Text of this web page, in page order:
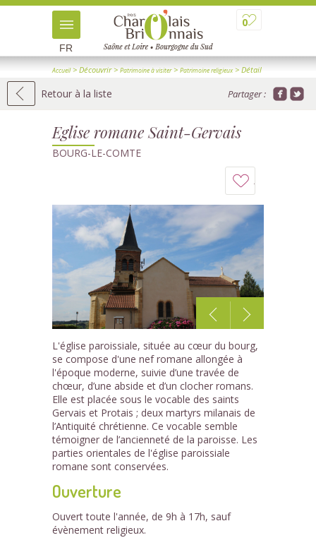
0
FR
Accueil> Découvrir> Patrimoine à visiter> Patrimoine religieux> Détail
Retour à la liste Partager :
Eglise romane Saint-Gervais
BOURG-LE-COMTE
à
mon
1 /3
L'église paroissiale, située au cœur du bourg,
se compose d'une nef romane allongée à
l'époque moderne, suivie d’une travée de
chœur, d’une abside et d’un clocher romans.
Elle est placée sous le vocable des saints
Gervais et Protais ; deux martyrs milanais de
l’Antiquité chrétienne. Ce vocable semble
témoigner de l’ancienneté de la paroisse. Les
parties orientales de l'église paroissiale
romane sont conservées.
Ouverture
Ouvert toute l'année, de 9h à 17h, sauf
évènement religieux.